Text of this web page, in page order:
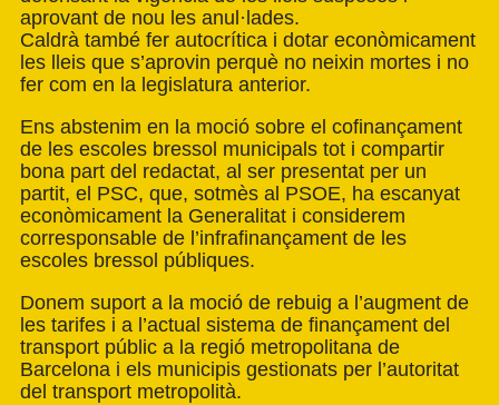
aprovant de nou les anul·lades.
Caldrà també fer autocrítica i dotar econòmicament
les lleis que s’aprovin perquè no neixin mortes i no
fer com en la legislatura anterior.
Ens abstenim en la moció sobre el cofinançament
de les escoles bressol municipals tot i compartir
bona part del redactat, al ser presentat per un
partit, el PSC, que, sotmès al PSOE, ha escanyat
econòmicament la Generalitat i considerem
corresponsable de l’infrafinançament de les
escoles bressol públiques.
Donem suport a la moció de rebuig a l’augment de
les tarifes i a l’actual sistema de finançament del
transport públic a la regió metropolitana de
Barcelona i els municipis gestionats per l’autoritat
del transport metropolità.